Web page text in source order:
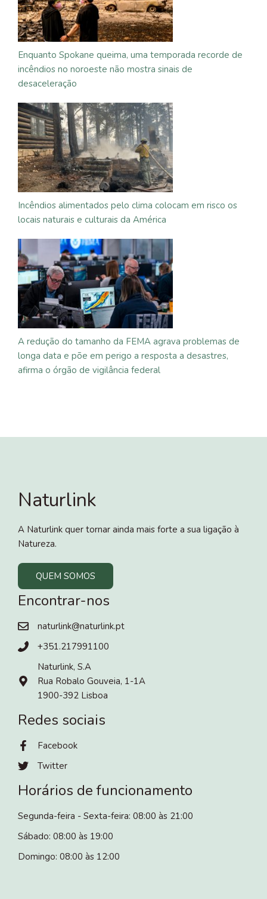
Enquanto Spokane queima, uma temporada recorde de
incêndios no noroeste não mostra sinais de
desaceleração
Incêndios alimentados pelo clima colocam em risco os
locais naturais e culturais da América
A redução do tamanho da FEMA agrava problemas de
longa data e põe em perigo a resposta a desastres,
afirma o órgão de vigilância federal
Naturlink
A Naturlink quer tornar ainda mais forte a sua ligação à
Natureza.
QUEM SOMOS
Encontrar-nos
naturlink@naturlink.pt
+351.217991100
Naturlink, S.A
Rua Robalo Gouveia, 1-1A
1900-392 Lisboa
Redes sociais
Facebook
Twitter
Horários de funcionamento
Segunda-feira - Sexta-feira: 08:00 às 21:00
Sábado: 08:00 às 19:00
Domingo: 08:00 às 12:00